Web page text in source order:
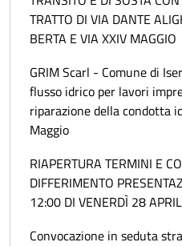
TRATTO DI VIA DANTE
BERTA E VIA XXIV MAGGIO
GRIM Scarl - Comune di
flusso idrico per lavori
riparazione della condotta
Maggio
RIAPERTURA TERMINI E
DIFFERIMENTO
12:00 DI VENERDÌ 28
Convocazione in seduta